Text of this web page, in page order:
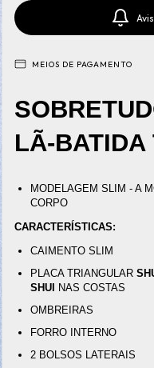
MEIOS DE PAGAMENTO
LÃ-BATIDA
MODELAGEM SLIM - A
CORPO
CARACTERÍSTICAS:
CAIMENTO SLIM
PLACA TRIANGULAR
SHUI
NAS COSTAS
OMBREIRAS
FORRO INTERNO
2 BOLSOS LATERAIS